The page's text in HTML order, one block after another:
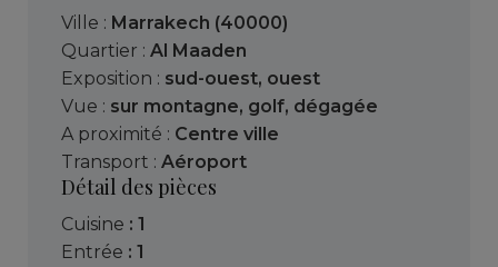
Ville : Marrakech (40000)
Quartier : Al Maaden
Exposition : sud-ouest, ouest
Vue : sur montagne, golf, dégagée
A proximité : Centre ville
Transport : Aéroport
Détail des pièces
cuisine : 1
entrée : 1